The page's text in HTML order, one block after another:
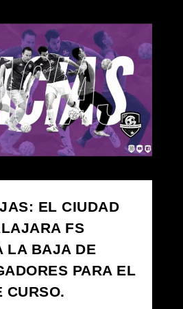
EL CIUDAD
FS
LA BAJA DE
PARA EL
CURSO.